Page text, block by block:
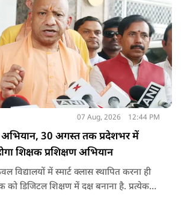
07 Aug, 2026 12:44 PM
अभियान, 30 अगस्त तक प्रदेशभर में
शिक्षक प्रशिक्षण अभियान
विद्यालयों में स्मार्ट क्लास स्थापित करना ही
को डिजिटल शिक्षण में दक्ष बनाना है. प्रत्येक